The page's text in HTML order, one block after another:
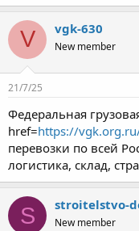
V vgk-630
New member
21/7/25
Федеральная
href=https://
перевозки по всей
логистика, склад,
S stroitelstvo-
New member